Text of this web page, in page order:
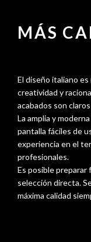
MÁS
El diseño italiano
creatividad y
acabados son
La amplia y
pantalla fáciles de
experiencia en el
profesionales.
Es posible
selección directa.
máxima calidad